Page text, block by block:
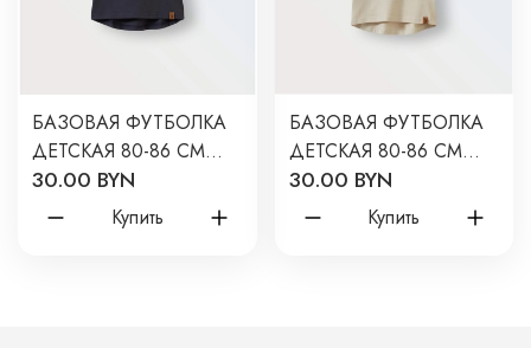
БАЗОВАЯ ФУТБОЛКА
ДЕТСКАЯ 80-86 СМ
ЦВЕТ: ГРАФИТ 2105-53
30.00 BYN
Купить
БАЗОВАЯ ФУТБОЛКА
ДЕТСКАЯ 80-86 СМ
ЦВЕТ: ТОПЛЕНОЕ
МОЛОКО 2105-79
30.00 BYN
Купить